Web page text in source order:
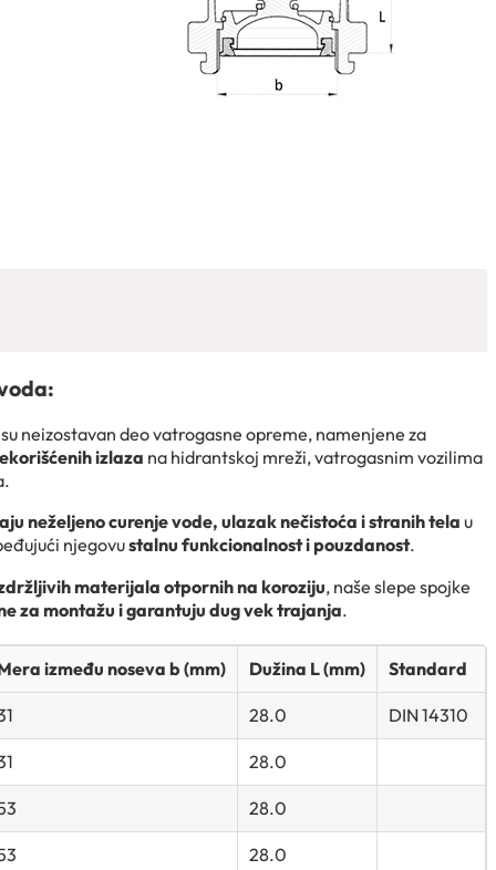
neizostavan deo vatrogasne opreme, namenjene za
izlaza na hidrantskoj mreži, vatrogasnim vozilima
neželjeno curenje vode, ulazak nečistoća i stranih telau
njegovustalnu funkcionalnost i pouzdanost.
materijala otpornih na koroziju, naše slepe spojke
za montažu i garantuju dug vek trajanja.
između noseva b (mm) Dužina L (mm) Standard
28.0 DIN 14310
28.0
28.0
28.0